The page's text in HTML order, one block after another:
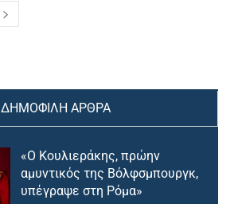
ΔΗΜΟΦΙΛΗ ΑΡΘΡΑ
«Ο Κουλιεράκης, πρώην
αμυντικός της Βόλφσμπουργκ,
υπέγραψε στη Ρόμα»